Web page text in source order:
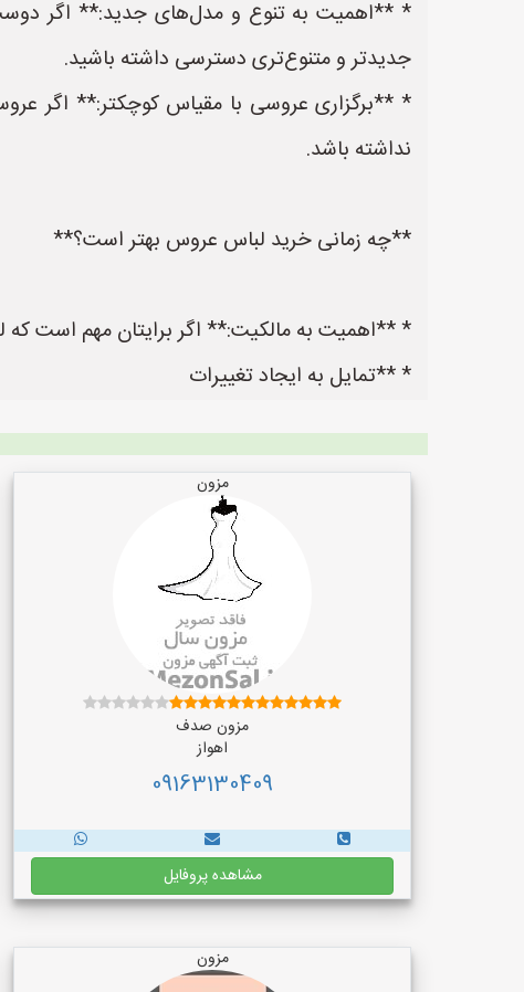
* **اهمیت به تنوع و مدل‌های جدید:** اگر
جدیدتر و متنوع‌تری دسترسی داشته باشید.
* **برگزاری عروسی با مقیاس کوچکتر:** اگر
نداشته باشد.
**چه زمانی خرید لباس عروس بهتر است؟**
* **اهمیت به مالکیت:** اگر برایتان مهم است که
* **تمایل به ایجاد تغییرات
مزون
مزون صدف
اهواز
09163130409
مشاهده پروفایل
مزون